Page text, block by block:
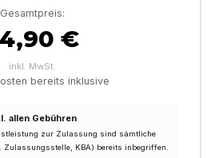
Gesamtpreis:
€
inkl. MwSt.
bereits inklusive
allen Gebühren
zur Zulassung sind sämtliche
Zulassungsstelle, KBA) bereits inbegriffen.